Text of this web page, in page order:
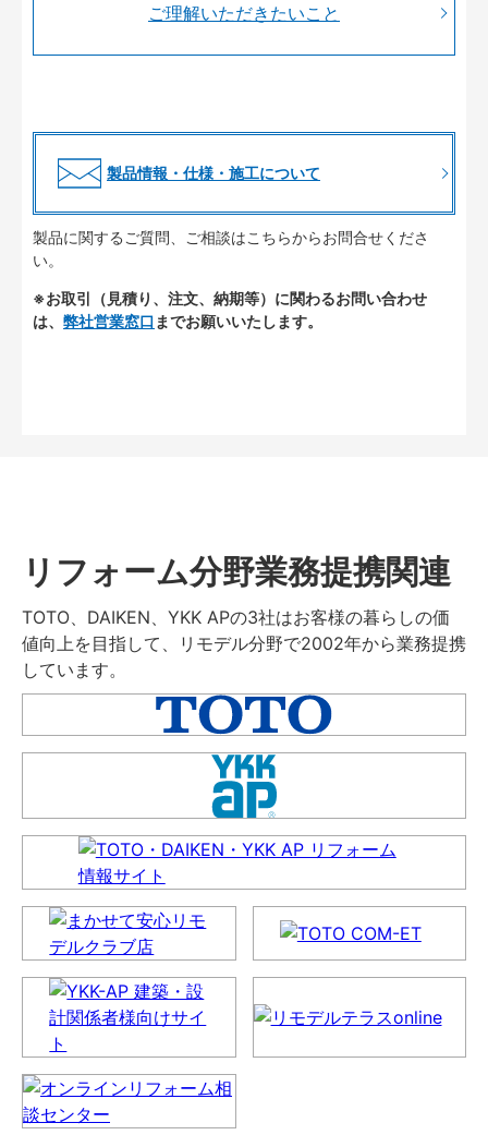
ご理解いただきたいこと
製品情報・仕様・施工について
製品に関するご質問、ご相談はこちらからお問合せくださ
い。
※お取引（見積り、注文、納期等）に関わるお問い合わせ
は、 弊社営業窓口 までお願いいたします。
リフォーム分野業務提携関連
TOTO、DAIKEN、YKK APの3社はお客様の暮らしの価
値向上を目指して、リモデル分野で2002年から業務提携
しています。